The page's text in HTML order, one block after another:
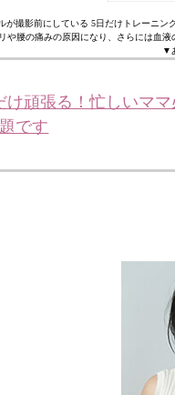
撮影前にしている 5日だけトレーニン
や腰の痛みの原因になり、さらには血
▼
け頑張る！忙しいマ
です